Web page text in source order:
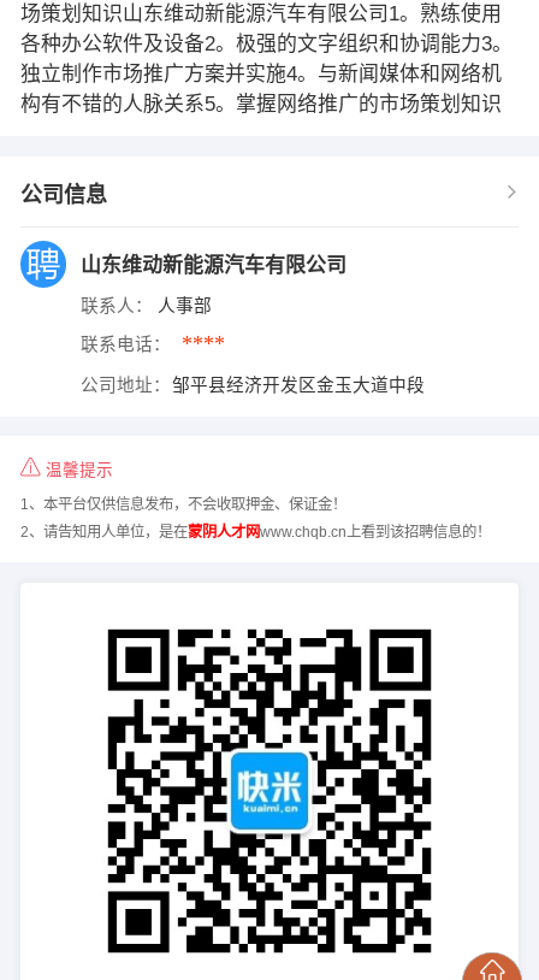
场策划知识山东维动新能源汽车有限公司1。熟练使用
各种办公软件及设备2。极强的文字组织和协调能力3。
独立制作市场推广方案并实施4。与新闻媒体和网络机
构有不错的人脉关系5。掌握网络推广的市场策划知识
公司信息
山东维动新能源汽车有限公司
联系人： 人事部
联系电话： ****
公司地址： 邹平县经济开发区金玉大道中段
温馨提示
1、本平台仅供信息发布，不会收取押金、保证金！
2、请告知用人单位，是在蒙阴人才网www.chqb.cn上看到该招聘信息的！